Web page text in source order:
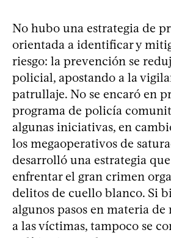
No hubo una estrategia de
orientada a identificar y
riesgo: la prevención se
policial, apostando a la
patrullaje. No se encaró en
programa de policía
algunas iniciativas, en
los megaoperativos de
desarrolló una estrategia
enfrentar el gran crimen
delitos de cuello blanco. Si
algunos pasos en materia
a las víctimas, tampoco se